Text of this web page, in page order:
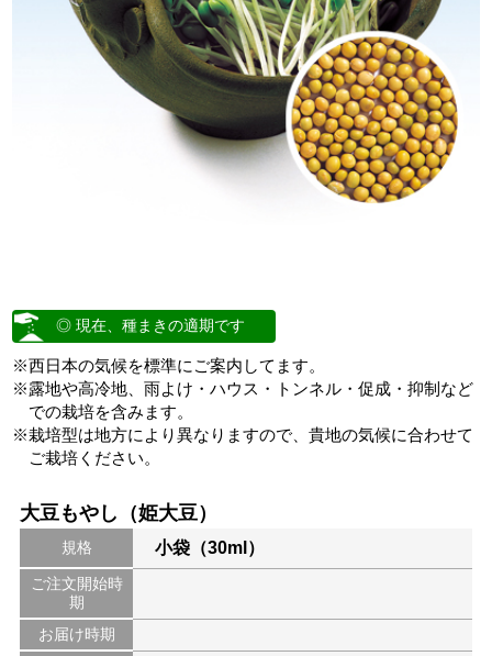
◎ 現在、種まきの適期です
※西日本の気候を標準にご案内してます。
※露地や高冷地、雨よけ・ハウス・トンネル・促成・抑制など
での栽培を含みます。
※栽培型は地方により異なりますので、貴地の気候に合わせて
ご栽培ください。
大豆もやし（姫大豆）
規格 小袋（30ml）
ご注文開始時
期
お届け時期